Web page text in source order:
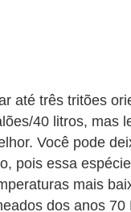
até três tritões
40 litros, mas
Você pode
pois essa
mais
dos anos 70